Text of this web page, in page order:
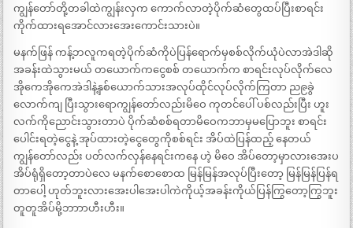
ကျွန်တော်တို့တခါထဲကျွန်းလှက ကောက်လာတဲ့ပိုက်ဆံတွေထပ်ပြီးစာရင်း
ကိုက်ထားရအောင်လားအေးကောင်းသားပဲ။
မနက်ဖြန် ကန့်ဘလူကရတဲ့ပိုက်ဆံကိုပဲပြန်ရောက်မှစစ်လိုက်ယုံပဲလာအဲဒါဆို
အခန်းထဲသွားမယ် တယောက်ကငွေစစ် တယောက်က စာရင်းလုပ်လိုက်လေ
အိုကေအိုကေအဲဒါနဲ့နှစ်ယောက်သားအလုပ်ထိုင်လုပ်လိုက်ကြတာ ည၉ခွဲ
လောက်ကျ ပြီးသွားရောကျွန်တော်လည်းမိဝေ ကုတင်ပေါ် ပစ်လည်းပြီး ဟူး
လက်ကိုညောင်းသွားတာပဲ ပိုက်ဆံစစ်ရတာမိဝေကဘာမှမပြောဘူး စာရင်း
ပေါင်းရတဲ့ငွေနဲ့ အုပ်ထားတဲ့ငွေတွေကိုစစ်ရင်း အိပ်ထဲပြန်ထည့် နေတယ်
ကျွန်တော်လည်း ပတ်လက်လှန်နေရင်းကနေ ဟဲ့ မိဝေ အိပ်တော့မှာလားအေးပ
အိပ်ရုံရှိတော့တာပဲလေ မနက်စောစောထ မြန်မြန်အလုပ်ပြီးတော့ မြန်မြန်ပြန်ရ
တာပေါ့ ဟုတ်ဘူးလားအေးပါအေးပါကဲကိုယ့်အခန်းကိုယ်ပြန်ကြွတော့ကြွဘူး
တူတူအိပ်မို့ဘာာာဟီးဟီး။